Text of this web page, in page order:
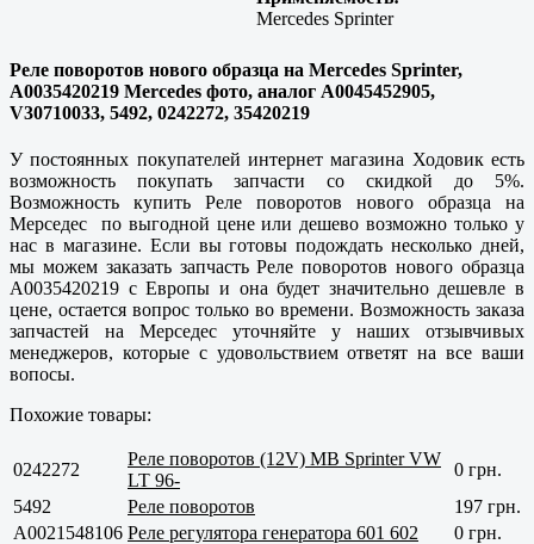
Mercedes Sprinter
Реле поворотов нового образца на Mercedes Sprinter,
A0035420219 Mercedes фото, аналог A0045452905,
V30710033, 5492, 0242272, 35420219
У постоянных покупателей интернет магазина Ходовик есть
возможность покупать запчасти со скидкой до 5%.
Возможность купить Реле поворотов нового образца на
Мерседес по выгодной цене или дешево возможно только у
нас в магазине. Если вы готовы подождать несколько дней,
мы можем заказать запчасть Реле поворотов нового образца
A0035420219 с Европы и она будет значительно дешевле в
цене, остается вопрос только во времени. Возможность заказа
запчастей на Мерседес уточняйте у наших отзывчивых
менеджеров, которые с удовольствием ответят на все ваши
вопосы.
Похожие товары:
0242272
Реле поворотов (12V) MB Sprinter VW
LT 96-
0 грн.
5492
Реле поворотов
197 грн.
A0021548106 Реле регулятора генератора 601 602
0 грн.